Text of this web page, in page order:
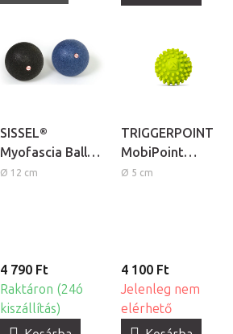
SISSEL®
Myofascia Ball
izomlazító
Ø 12 cm
4 790 Ft
Raktáron (24ó
kiszállítás)
TRIGGERPOINT
MobiPoint
akupresszúrás
Ø 5 cm
4 100 Ft
Jelenleg nem
elérhető